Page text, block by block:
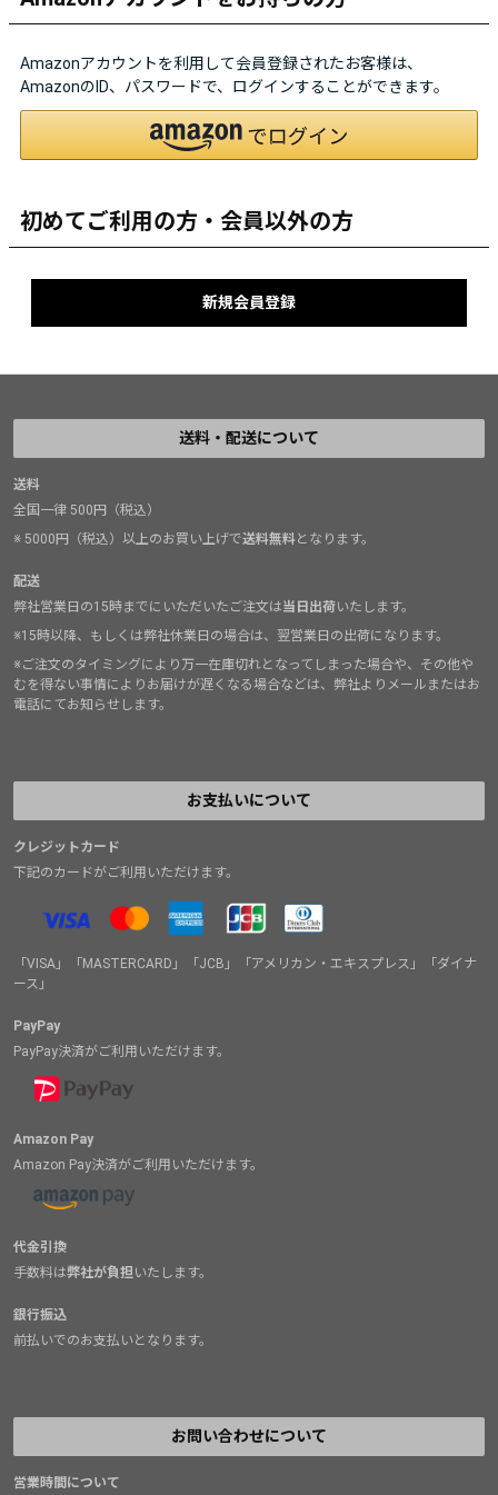
Amazonアカウントを利用して会員登録されたお客様は、
AmazonのID、パスワードで、ログインすることができます。
初めてご利用の方・会員以外の方
送料・配送について
送料
全国一律 500円（税込）
※ 5000円（税込）以上のお買い上げで送料無料となります。
配送
弊社営業日の15時までにいただいたご注文は当日出荷いたします。
※15時以降、もしくは弊社休業日の場合は、翌営業日の出荷になります。
※ご注文のタイミングにより万一在庫切れとなってしまった場合や、その他や
むを得ない事情によりお届けが遅くなる場合などは、弊社よりメールまたはお
電話にてお知らせします。
お支払いについて
クレジットカード
下記のカードがご利用いただけます。
「VISA」「MASTERCARD」「JCB」「アメリカン・エキスプレス」「ダイナ
ース」
PayPay
PayPay決済がご利用いただけます。
Amazon Pay
Amazon Pay決済がご利用いただけます。
代金引換
手数料は弊社が負担いたします。
銀行振込
前払いでのお支払いとなります。
お問い合わせについて
営業時間について